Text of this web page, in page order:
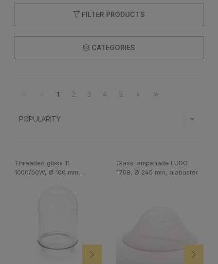
FILTER PRODUCTS
CATEGORIES
1 2 3 4 5
Threaded glass 11-
1000/60W, Ø 100 mm,
Glass lampshade LUDO
1708, Ø 245 mm, alabaster